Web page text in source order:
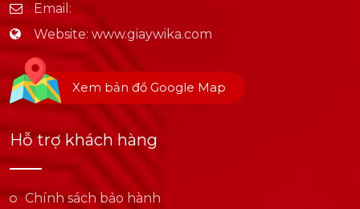
Email:
Website: www.giaywika.com
Xem bản đồ Google Map
Hỗ trợ khách hàng
Chính sách bảo hành